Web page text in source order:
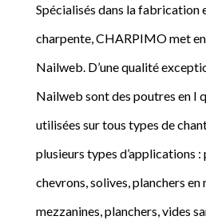
Spécialisés dans la fabrication
charpente, CHARPIMO met
Nailweb. D’une qualité
Nailweb sont des poutres en I
utilisées sur tous types de
plusieurs types d’applications
chevrons, solives, planchers
mezzanines, planchers, vides